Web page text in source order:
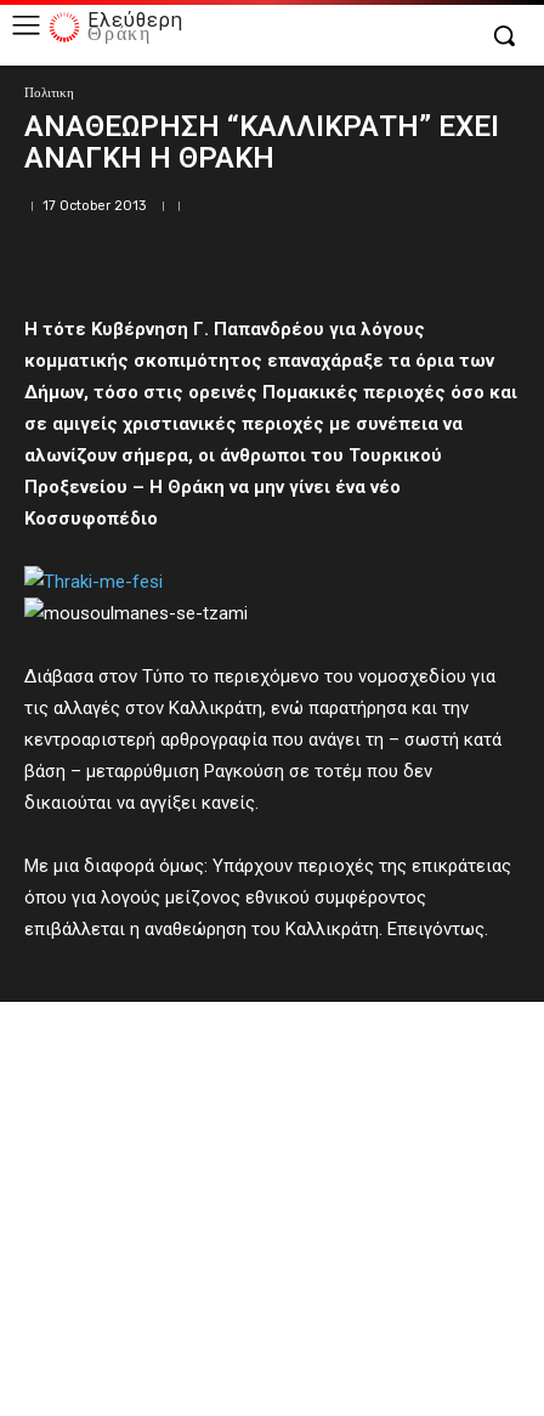
Ελεύθερη
Θράκη
Πολιτικη
ΑΝΑΘΕΩΡΗΣΗ “ΚΑΛΛΙΚΡΑΤΗ” ΕΧΕΙ
ΑΝΑΓΚΗ Η ΘΡΑΚΗ
17 October 2013
Η τότε Κυβέρνηση Γ. Παπανδρέου για λόγους
κομματικής σκοπιμότητος επαναχάραξε τα όρια των
Δήμων, τόσο στις ορεινές Πομακικές περιοχές όσο και
σε αμιγείς χριστιανικές περιοχές με συνέπεια να
αλωνίζουν σήμερα, οι άνθρωποι του Τουρκικού
Προξενείου – Η Θράκη να μην γίνει ένα νέο
Κοσσυφοπέδιο
Διάβασα στον Τύπο το περιεχόμενο του νομοσχεδίου για
τις αλλαγές στον Καλλικράτη, ενώ παρατήρησα και την
κεντροαριστερή αρθρογραφία που ανάγει τη – σωστή κατά
βάση – μεταρρύθμιση Ραγκούση σε τοτέμ που δεν
δικαιούται να αγγίξει κανείς.
Με μια διαφορά όμως: Υπάρχουν περιοχές της επικράτειας
όπου για λογούς μείζονος εθνικού συμφέροντος
επιβάλλεται η αναθεώρηση του Καλλικράτη. Επειγόντως.